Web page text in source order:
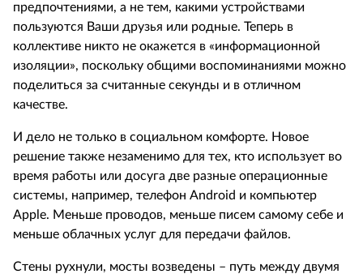
предпочтениями, а не тем, какими устройствами
пользуются Ваши друзья или родные. Теперь в
коллективе никто не окажется в «информационной
изоляции», поскольку общими воспоминаниями можно
поделиться за считанные секунды и в отличном
качестве.
И дело не только в социальном комфорте. Новое
решение также незаменимо для тех, кто использует во
время работы или досуга две разные операционные
системы, например, телефон Android и компьютер
Apple. Меньше проводов, меньше писем самому себе и
меньше облачных услуг для передачи файлов.
Стены рухнули, мосты возведены – путь между двумя